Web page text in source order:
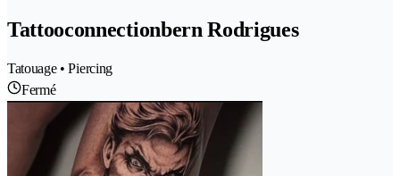
Tattooconnectionbern Rodrigues
Tatouage • Piercing
Fermé